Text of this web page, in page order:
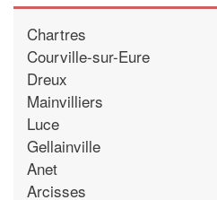
Chartres
Courville-sur-Eure
Dreux
Mainvilliers
Luce
Gellainville
Anet
Arcisses